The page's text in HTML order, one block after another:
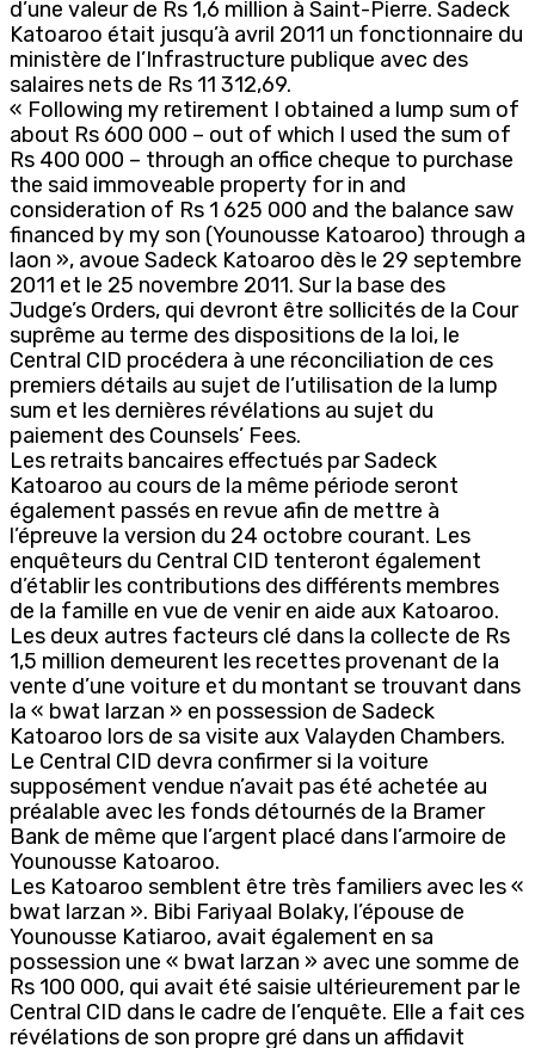
d’une valeur de Rs 1,6 million à Saint-Pierre. Sadeck
Katoaroo était jusqu’à avril 2011 un fonctionnaire du
ministère de l’Infrastructure publique avec des
salaires nets de Rs 11 312,69.
« Following my retirement I obtained a lump sum of
about Rs 600 000 – out of which I used the sum of
Rs 400 000 – through an office cheque to purchase
the said immoveable property for in and
consideration of Rs 1 625 000 and the balance saw
financed by my son (Younousse Katoaroo) through a
laon », avoue Sadeck Katoaroo dès le 29 septembre
2011 et le 25 novembre 2011. Sur la base des
Judge’s Orders, qui devront être sollicités de la Cour
suprême au terme des dispositions de la loi, le
Central CID procédera à une réconciliation de ces
premiers détails au sujet de l’utilisation de la lump
sum et les dernières révélations au sujet du
paiement des Counsels’ Fees.
Les retraits bancaires effectués par Sadeck
Katoaroo au cours de la même période seront
également passés en revue afin de mettre à
l’épreuve la version du 24 octobre courant. Les
enquêteurs du Central CID tenteront également
d’établir les contributions des différents membres
de la famille en vue de venir en aide aux Katoaroo.
Les deux autres facteurs clé dans la collecte de Rs
1,5 million demeurent les recettes provenant de la
vente d’une voiture et du montant se trouvant dans
la « bwat larzan » en possession de Sadeck
Katoaroo lors de sa visite aux Valayden Chambers.
Le Central CID devra confirmer si la voiture
supposément vendue n’avait pas été achetée au
préalable avec les fonds détournés de la Bramer
Bank de même que l’argent placé dans l’armoire de
Younousse Katoaroo.
Les Katoaroo semblent être très familiers avec les «
bwat larzan ». Bibi Fariyaal Bolaky, l’épouse de
Younousse Katiaroo, avait également en sa
possession une « bwat larzan » avec une somme de
Rs 100 000, qui avait été saisie ultérieurement par le
Central CID dans le cadre de l’enquête. Elle a fait ces
révélations de son propre gré dans un affidavit